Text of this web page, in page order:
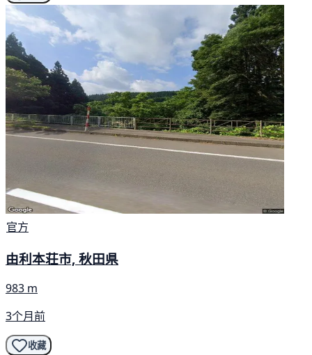
官方
由利本荘市, 秋田県
983 m
3个月前
收藏